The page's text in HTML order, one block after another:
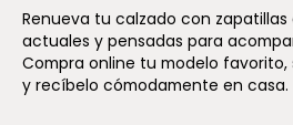
Renueva tu calzado con
actuales y pensadas para
Compra online tu modelo
y recíbelo cómodamente en casa.